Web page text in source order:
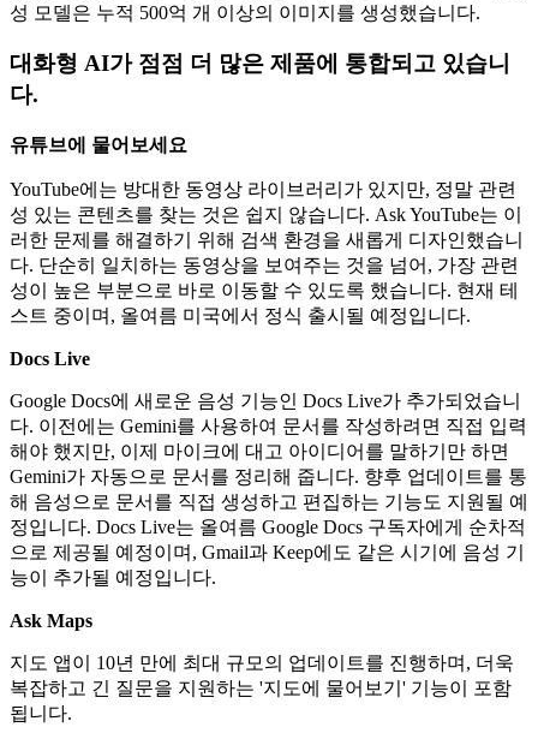
성 모델은 누적 500억 개 이상의 이미지를 생성했습니다.
대화형 AI가 점점 더 많은 제품에 통합되고 있습니
다.
유튜브에 물어보세요
YouTube에는 방대한 동영상 라이브러리가 있지만, 정말 관련
성 있는 콘텐츠를 찾는 것은 쉽지 않습니다. Ask YouTube는 이
러한 문제를 해결하기 위해 검색 환경을 새롭게 디자인했습니
다. 단순히 일치하는 동영상을 보여주는 것을 넘어, 가장 관련
성이 높은 부분으로 바로 이동할 수 있도록 했습니다. 현재 테
스트 중이며, 올여름 미국에서 정식 출시될 예정입니다.
Docs Live
Google Docs에 새로운 음성 기능인 Docs Live가 추가되었습니
다. 이전에는 Gemini를 사용하여 문서를 작성하려면 직접 입력
해야 했지만, 이제 마이크에 대고 아이디어를 말하기만 하면
Gemini가 자동으로 문서를 정리해 줍니다. 향후 업데이트를 통
해 음성으로 문서를 직접 생성하고 편집하는 기능도 지원될 예
정입니다. Docs Live는 올여름 Google Docs 구독자에게 순차적
으로 제공될 예정이며, Gmail과 Keep에도 같은 시기에 음성 기
능이 추가될 예정입니다.
Ask Maps
지도 앱이 10년 만에 최대 규모의 업데이트를 진행하며, 더욱
복잡하고 긴 질문을 지원하는 '지도에 물어보기' 기능이 포함
됩니다.